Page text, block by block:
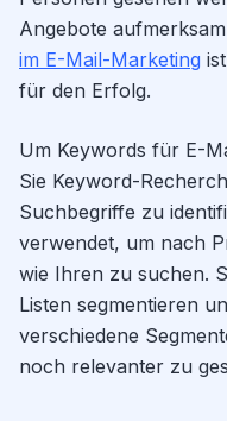
Angebote
im E-Mail-Marketing
für den Erfolg.
Um Keywords für E-
Sie Keyword-
Suchbegriffe zu
verwendet, um nach
wie Ihren zu suchen.
Listen segmentieren
verschiedene
noch relevanter zu